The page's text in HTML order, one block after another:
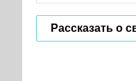
Рассказать о